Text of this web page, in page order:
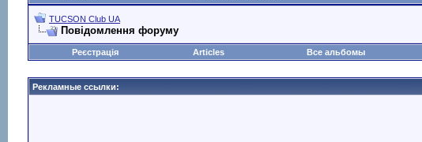
TUCSON Club UA
Повідомлення форуму
Реєстрація
Articles Все альбомы
Рекламные ссылки: